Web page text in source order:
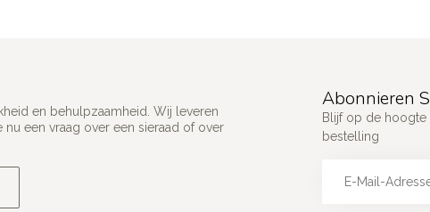
en behulpzaamheid. Wij leveren
een vraag over een sieraad of over
Abonnieren
Blijf op de hoogte
bestelling